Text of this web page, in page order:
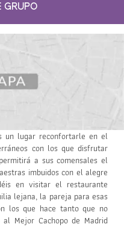
GRUPO
un lugar reconfortarle en el
con los que disfrutar
a sus comensales el
imbuidos con el alegre
en visitar el restaurante
lejana, la pareja para esas
los que hace tanto que no
Mejor Cachopo de Madrid